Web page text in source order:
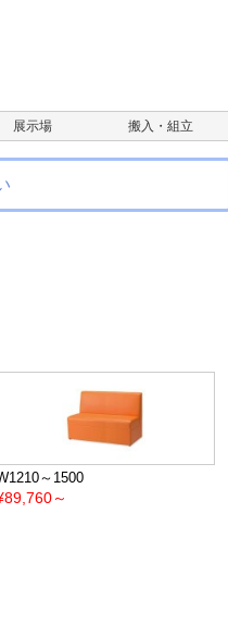
展示場 搬入・組立
～1500
～